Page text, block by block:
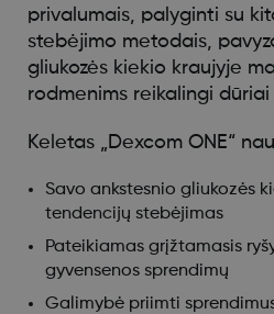
privalumais, palyginti su
stebėjimo metodais,
gliukozės kiekio kraujyje
rodmenims reikalingi dūriai
Keletas „Dexcom ONE“
Savo ankstesnio gliukozės
tendencijų stebėjimas
Pateikiamas grįžtamasis
gyvensenos sprendimų
Galimybė priimti